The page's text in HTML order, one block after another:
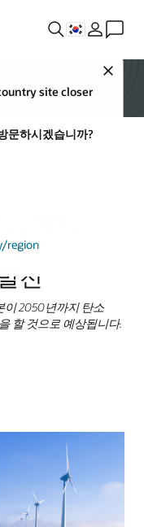
site closer
문하시겠습니까?
region
젝트,
전
이 2050년까지 탄소
할 것으로 예상됩니다.